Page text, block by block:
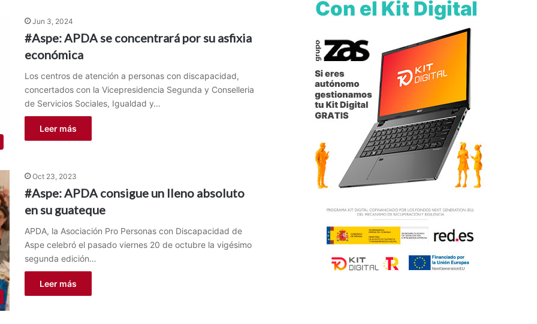
Jun 3, 2024
#Aspe: APDA se concentrará por su asfixia
económica
Los centros de atención a personas con discapacidad,
concertados con la Vicepresidencia Segunda y Conselleria
de Servicios Sociales, Igualdad y…
Leer más
Oct 23, 2023
#Aspe: APDA consigue un lleno absoluto
en su guateque
APDA, la Asociación Pro Personas con Discapacidad de
Aspe celebró el pasado viernes 20 de octubre la vigésimo
segunda edición…
Leer más